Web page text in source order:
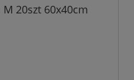
20szt 60x40cm